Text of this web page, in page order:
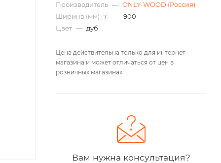
Производитель — ONLY-WOOD (Россия)
Ширина (мм)
? — 900
Цвет — дуб
Цена действительна только для интернет-
магазина и может отличаться от цен в
розничных магазинах
Вам нужна консультация?